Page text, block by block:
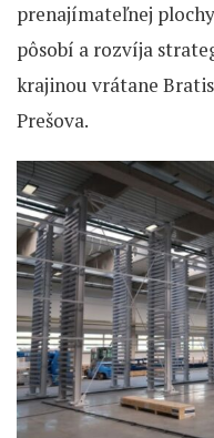
prenajímateľnej
pôsobí a rozvíja
krajinou vrátane
Prešova.